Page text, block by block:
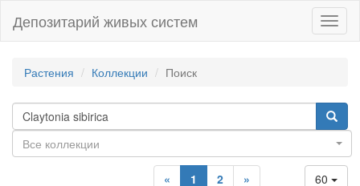
Депозитарий живых систем
Растения Коллекции Поиск
Все коллекции
60
« 1 2 »